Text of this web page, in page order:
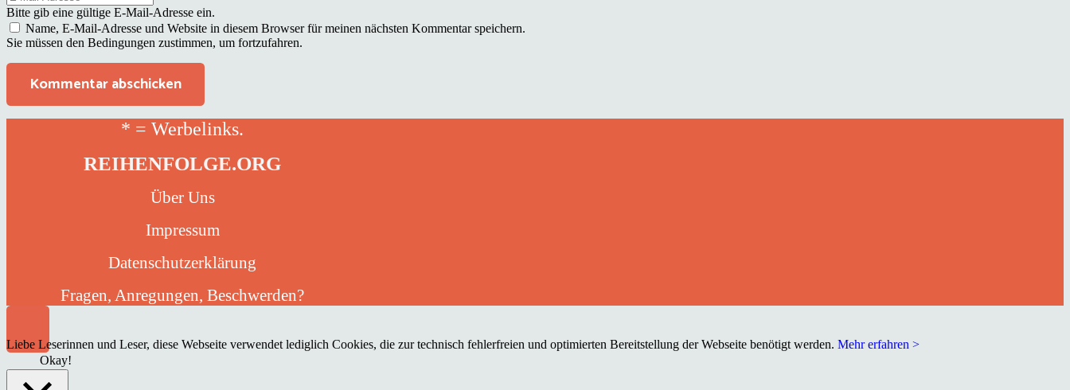
Bitte gib eine gültige E-Mail-Adresse ein.
Name, E-Mail-Adresse und Website in diesem Browser für meinen nächsten Kommentar speichern.
Sie müssen den Bedingungen zustimmen, um fortzufahren.
Kommentar abschicken
* = Werbelinks.
REIHENFOLGE.ORG
Über Uns
Impressum
Datenschutzerklärung
Fragen, Anregungen, Beschwerden?
Liebe Leserinnen und Leser, diese Webseite verwendet lediglich Cookies, die zur technisch fehlerfreien und optimierten Bereitstellung der Webseite benötigt werden. Mehr erfahren >
Okay!